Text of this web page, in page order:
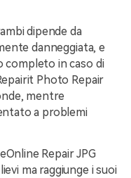
dipende da
danneggiata, e
completo in caso di
Photo Repair
mentre
a problemi
Repair JPG
ma raggiunge i suoi